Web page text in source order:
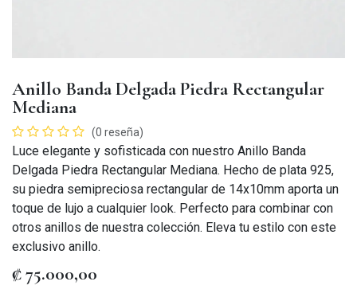
Anillo Banda Delgada Piedra Rectangular
Mediana
(0 reseña)
Luce elegante y sofisticada con nuestro Anillo Banda
Delgada Piedra Rectangular Mediana. Hecho de plata 925,
su piedra semipreciosa rectangular de 14x10mm aporta un
toque de lujo a cualquier look. Perfecto para combinar con
otros anillos de nuestra colección. Eleva tu estilo con este
exclusivo anillo.
₡75.000,00